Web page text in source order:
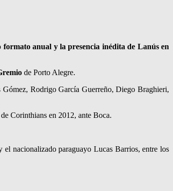
anual y la presencia inédita de Lanús en
de Porto Alegre.
Gómez, Rodrigo García Guerreño, Diego Braghieri,
Corinthians en 2012, ante Boca.
el nacionalizado paraguayo Lucas Barrios, entre los